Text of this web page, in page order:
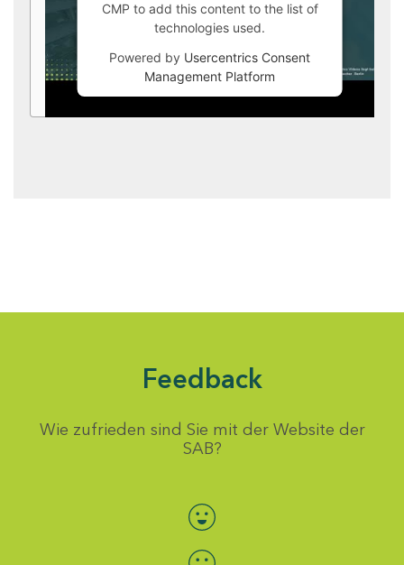
CMP to add this content to the list of
technologies used.
Powered by Usercentrics Consent
Management Platform
Feedback
Wie zufrieden sind Sie mit der Website der
SAB?
Bewertung auswählen